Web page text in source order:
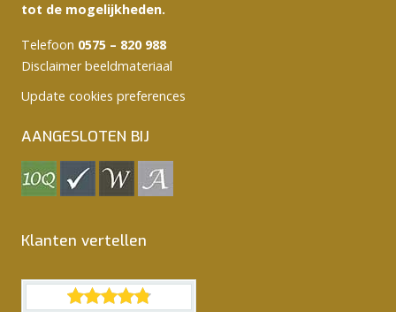
tot de mogelijkheden.
Telefoon 0575 – 820 988
Disclaimer beeldmateriaal
Update cookies preferences
AANGESLOTEN BIJ
Klanten vertellen